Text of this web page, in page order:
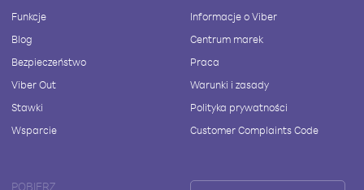
Funkcje
Blog
Bezpieczeństwo
Viber Out
Stawki
Wsparcie
Informacje o Viber
Centrum marek
Praca
Warunki i zasady
Polityka prywatności
Customer Complaints Code
POBIERZ